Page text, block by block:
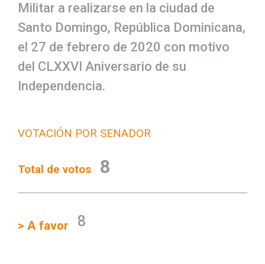
Militar a realizarse en la ciudad de
Santo Domingo, República Dominicana,
el 27 de febrero de 2020 con motivo
del CLXXVI Aniversario de su
Independencia.
VOTACIÓN POR SENADOR
Total de votos 8
> A favor 8